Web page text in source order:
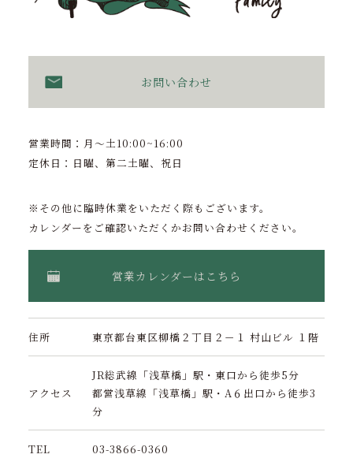
お問い合わせ
営業時間：月〜土10:00~16:00
定休日：日曜、第二土曜、祝日
※その他に臨時休業をいただく際もございます。
カレンダーをご確認いただくかお問い合わせください。
営業カレンダーはこちら
住所 東京都台東区柳橋２丁目２－１ 村山ビル １階
アクセス
JR総武線「浅草橋」駅・東口から徒歩5分
都営浅草線「浅草橋」駅・A６出口から徒歩3
分
TEL 03-3866-0360